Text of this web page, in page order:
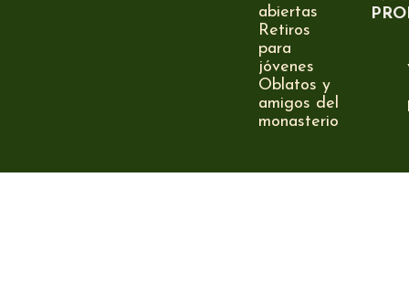
abiertas
Retiros
para
jóvenes
Oblatos y
amigos del
monasterio